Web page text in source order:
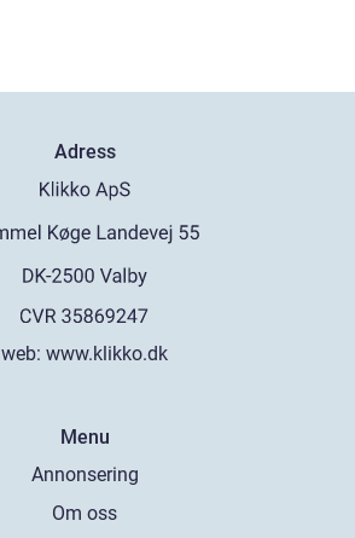
Adress
web: www.klikko.dk
Menu
Annonsering
Om oss